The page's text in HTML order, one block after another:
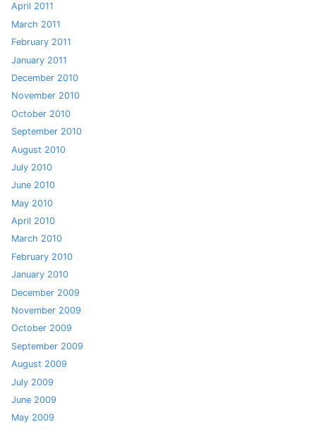
April 2011
March 2011
February 2011
January 2011
December 2010
November 2010
October 2010
September 2010
August 2010
July 2010
June 2010
May 2010
April 2010
March 2010
February 2010
January 2010
December 2009
November 2009
October 2009
September 2009
August 2009
July 2009
June 2009
May 2009